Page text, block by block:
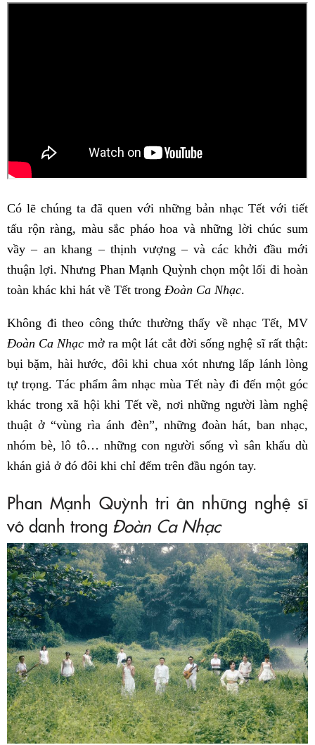
Có lẽ chúng ta đã quen với những bản nhạc Tết với tiết
tấu rộn ràng, màu sắc pháo hoa và những lời chúc sum
vầy – an khang – thịnh vượng – và các khởi đầu mới
thuận lợi. Nhưng Phan Mạnh Quỳnh chọn một lối đi hoàn
toàn khác khi hát về Tết trong Đoàn Ca Nhạc.
Không đi theo công thức thường thấy về nhạc Tết, MV
Đoàn Ca Nhạc mở ra một lát cắt đời sống nghệ sĩ rất thật:
bụi bặm, hài hước, đôi khi chua xót nhưng lấp lánh lòng
tự trọng. Tác phẩm âm nhạc mùa Tết này đi đến một góc
khác trong xã hội khi Tết về, nơi những người làm nghệ
thuật ở “vùng rìa ánh đèn”, những đoàn hát, ban nhạc,
nhóm bè, lô tô… những con người sống vì sân khấu dù
khán giả ở đó đôi khi chỉ đếm trên đầu ngón tay.
Phan Mạnh Quỳnh tri ân những nghệ sĩ
vô danh trong Đoàn Ca Nhạc